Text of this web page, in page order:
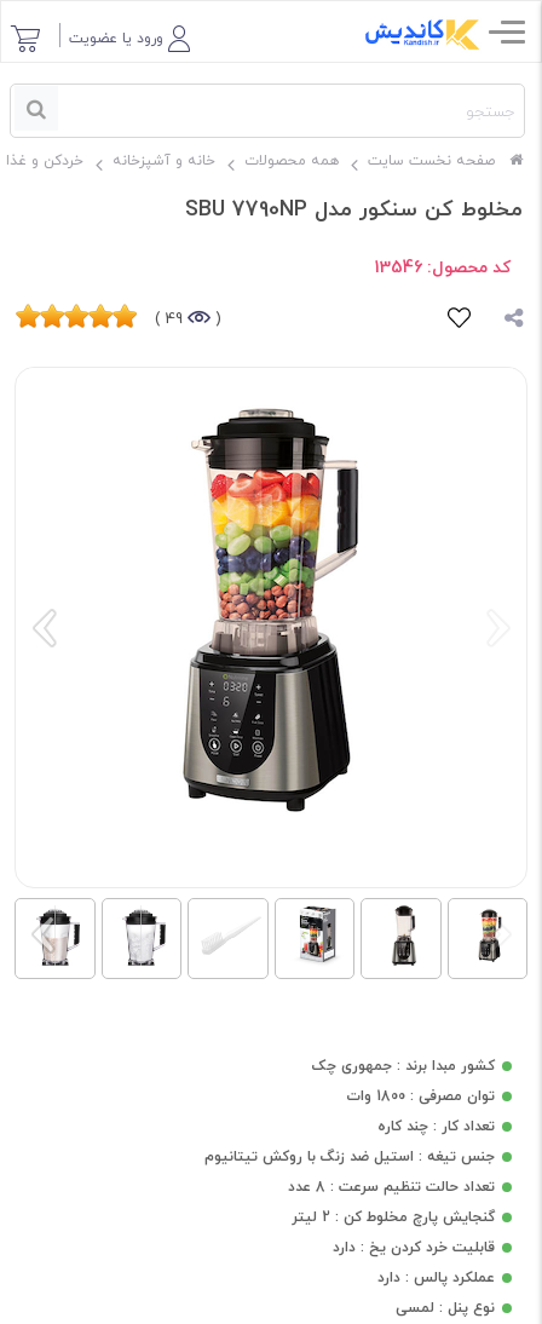
ورود یا عضویت
صفحه نخست سایت همه محصولات خانه و آشپزخانه خردکن و
مخلوط کن سنکور مدل SBU 7790NP
کد محصول: 13546
(
49 )
کشور مبدا برند : جمهوری چک
توان مصرفی : 1800 وات
تعداد کار : چند کاره
جنس تیغه : استیل ضد زنگ با روکش تیتانیوم
تعداد حالت تنظیم سرعت : 8 عدد
گنجایش پارچ مخلوط کن : 2 لیتر
قابلیت خرد کردن یخ : دارد
عملکرد پالس : دارد
نوع پنل : لمسی